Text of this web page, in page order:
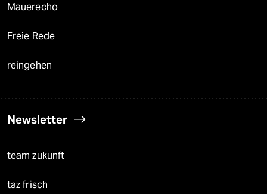
Mauerecho
Freie Rede
reingehen
Newsletter
team zukunft
taz frisch